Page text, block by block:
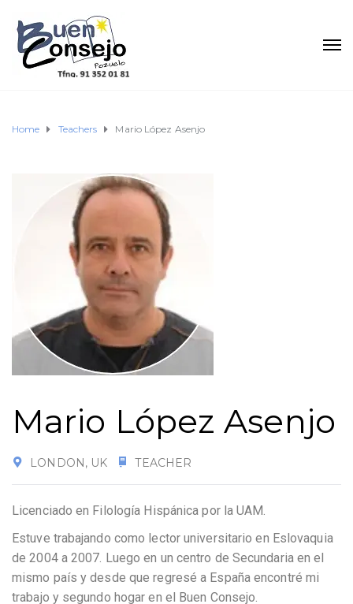
Home Teachers Mario López Asenjo
Mario López Asenjo
LONDON, UK TEACHER
Licenciado en Filología Hispánica por la UAM.
Estuve trabajando como lector universitario en Eslovaquia
de 2004 a 2007. Luego en un centro de Secundaria en el
mismo país y desde que regresé a España encontré mi
trabajo y segundo hogar en el Buen Consejo.